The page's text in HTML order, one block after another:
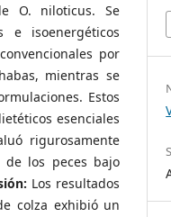
O. niloticus. Se
e isoenergéticos
por
mientras se
Estos
esenciales
rigurosamente
de los peces bajo
Los resultados
colza exhibió un